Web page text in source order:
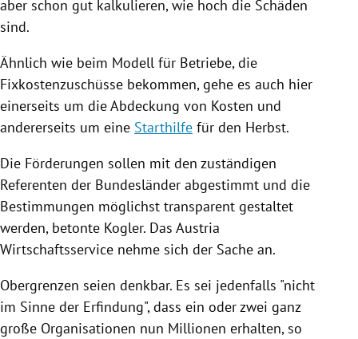
aber schon gut kalkulieren, wie hoch die Schäden
sind.
Ähnlich wie beim Modell für Betriebe, die
Fixkostenzuschüsse bekommen, gehe es auch hier
einerseits um die Abdeckung von Kosten und
andererseits um eine Starthilfe für den Herbst.
Die Förderungen sollen mit den zuständigen
Referenten der Bundesländer abgestimmt und die
Bestimmungen möglichst transparent gestaltet
werden, betonte Kogler. Das Austria
Wirtschaftsservice nehme sich der Sache an.
Obergrenzen seien denkbar. Es sei jedenfalls "nicht
im Sinne der Erfindung", dass ein oder zwei ganz
große Organisationen nun Millionen erhalten, so